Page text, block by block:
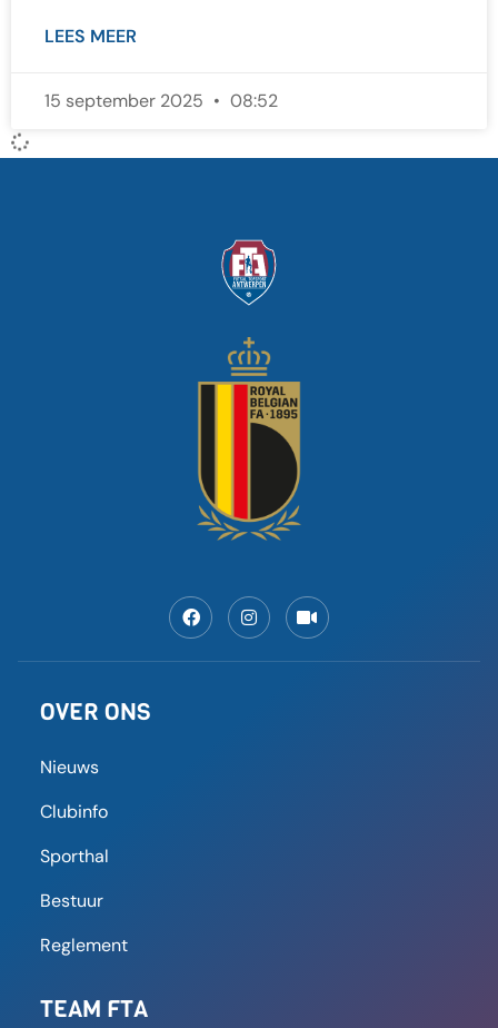
LEES MEER
15 september 2025 08:52
Maak van futsal een olympische
sport”: waarom gaat er zo weinig
aandacht naar zaalvoetbal?
heel België zijn. Het is zo gemakkelijk om ermee te
8 september 2025